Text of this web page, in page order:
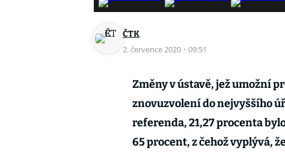
ČTK
2. července 2020 · 09:51
Změny v ústavě, jež umožní
znovuzvolení do nejvyššího
referenda, 21,27 procenta
65 procent, z čehož vyplývá,